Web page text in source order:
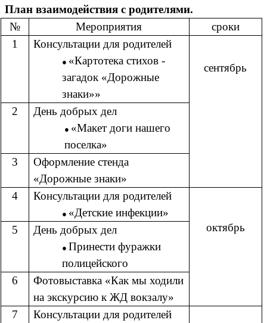
План взаимодействия с родителями.
№
Мероприятия
сроки
1
Консультации для родителей
«Картотека стихов -
загадок «Дорожные
знаки»»
сентябрь
2
День добрых дел
«Макет доги нашего
поселка»
3
Оформление стенда
«Дорожные знаки»
4
Консультации для родителей
«Детские инфекции»
октябрь
5
День добрых дел
Принести фуражки
полицейского
6
Фотовыставка «Как мы ходили
на экскурсию к ЖД вокзалу»
7
Консультации для родителей